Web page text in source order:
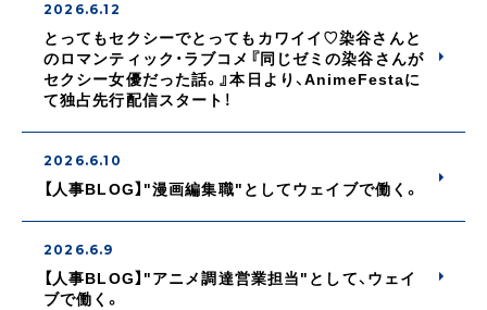
2026.6.12
とってもセクシーでとってもカワイイ♡染谷さんと
のロマンティック・ラブコメ『同じゼミの染谷さんが
セクシー女優だった話。』本日より、AnimeFestaに
て独占先行配信スタート！
2026.6.10
【人事BLOG】"漫画編集職"としてウェイブで働く。
2026.6.9
【人事BLOG】"アニメ調達営業担当"として、ウェイ
ブで働く。